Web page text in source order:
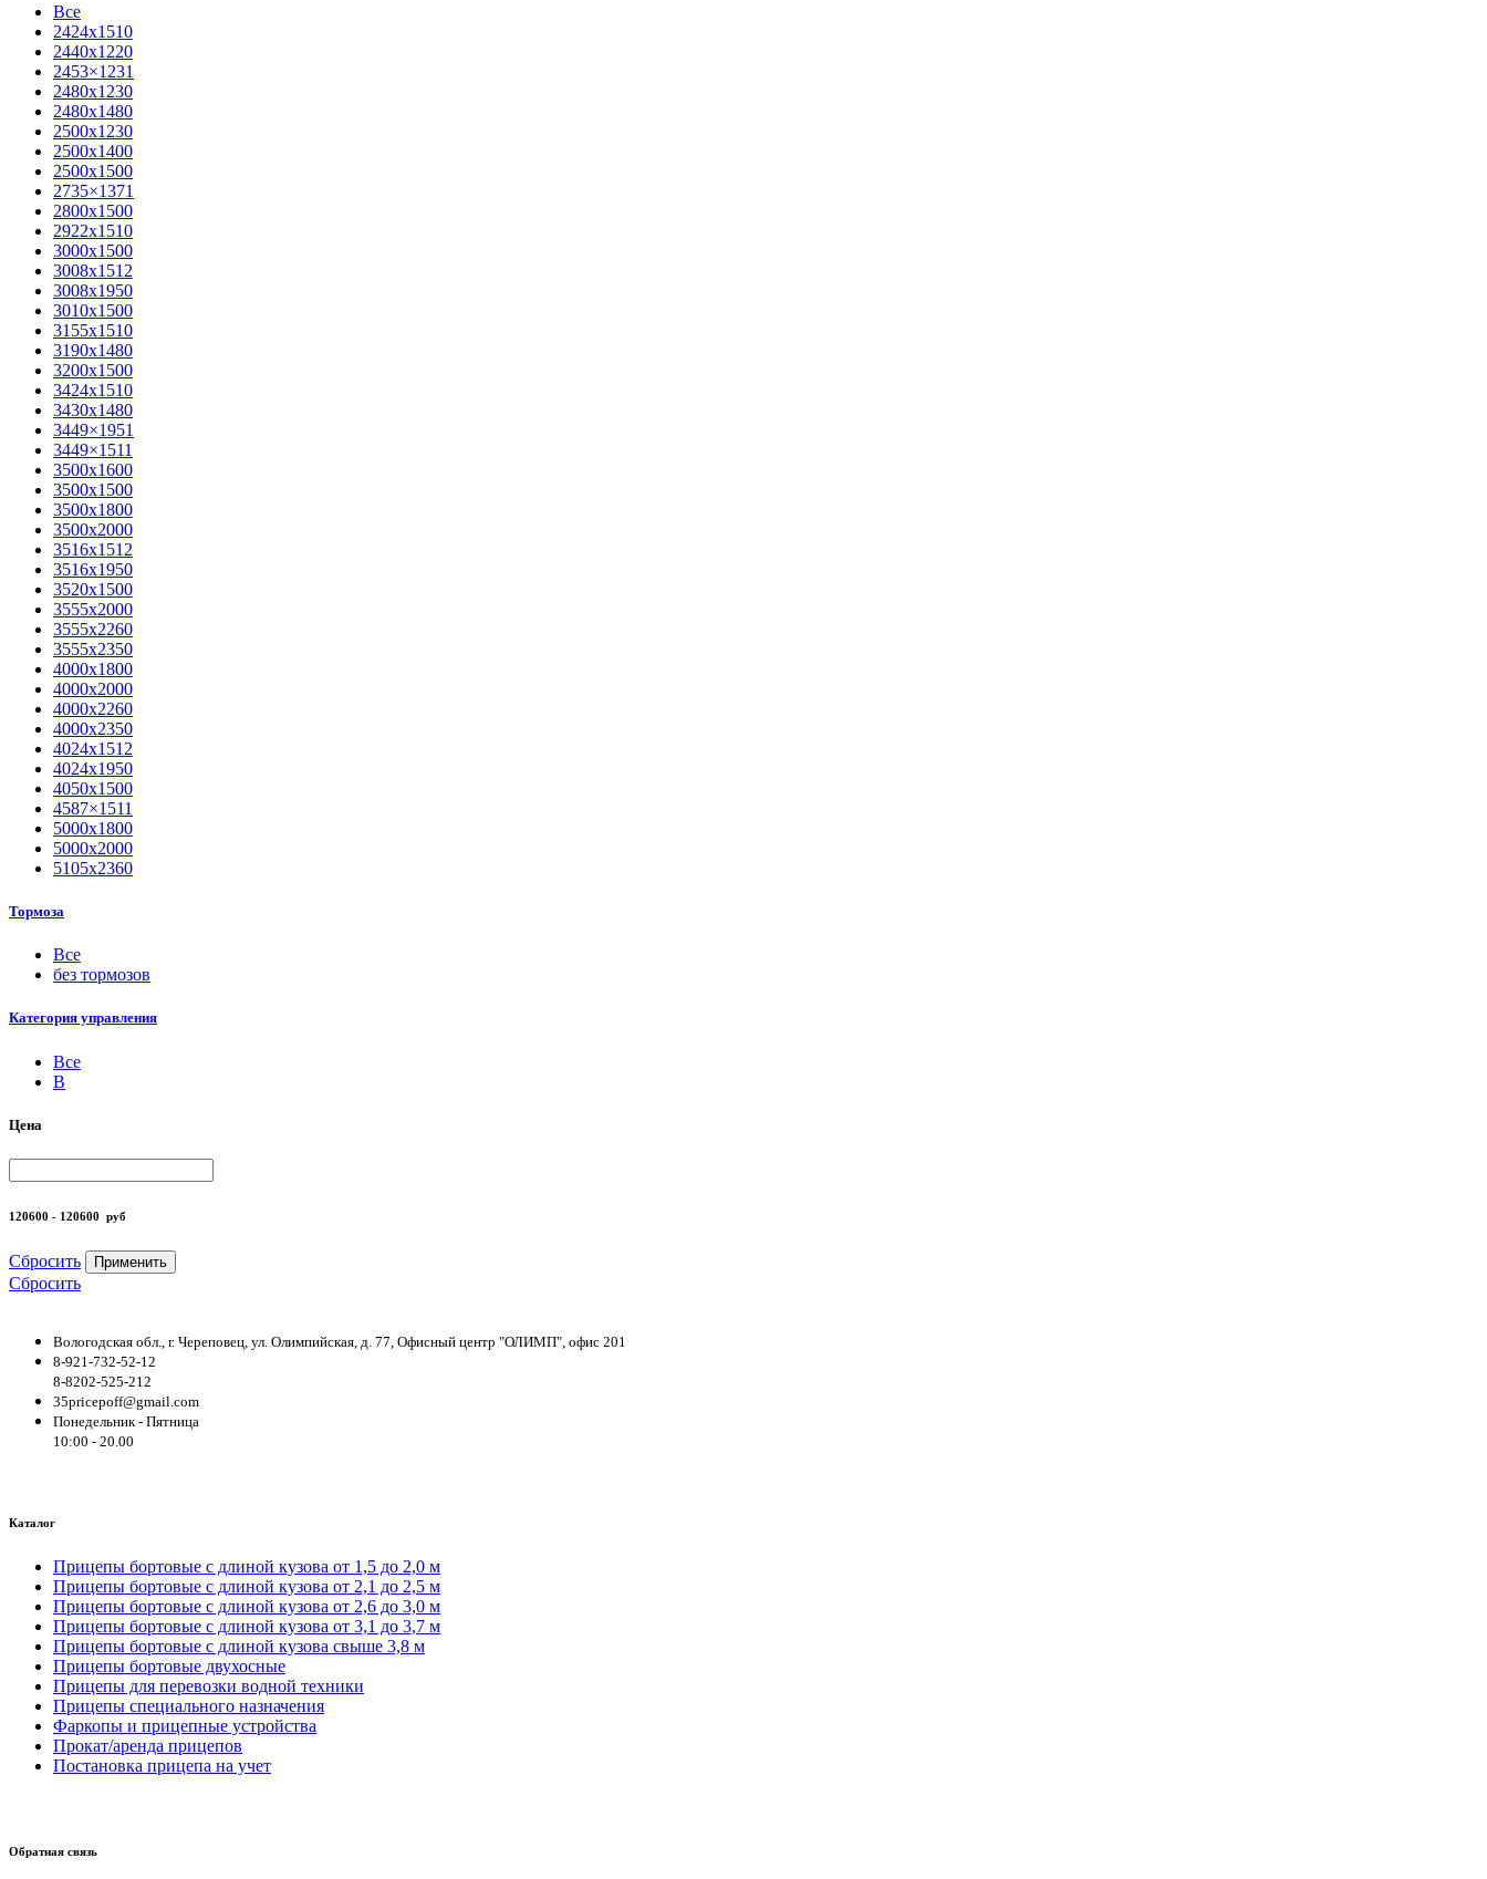
Все
2424х1510
2440х1220
2453×1231
2480х1230
2480х1480
2500х1230
2500х1400
2500х1500
2735×1371
2800х1500
2922х1510
3000х1500
3008х1512
3008х1950
3010х1500
3155х1510
3190х1480
3200х1500
3424х1510
3430х1480
3449×1951
3449×1511
3500x1600
3500х1500
3500х1800
3500х2000
3516х1512
3516х1950
3520х1500
3555х2000
3555х2260
3555х2350
4000х1800
4000х2000
4000х2260
4000х2350
4024х1512
4024х1950
4050х1500
4587×1511
5000х1800
5000х2000
5105х2360
Тормоза
Все
без тормозов
Категория управления
Все
B
Цена
120600 - 120600 руб
Сбросить Применить
Сбросить
Вологодская обл., г. Череповец, ул. Олимпийская, д. 77, Офисный центр "ОЛИМП", офис 201
8-921-732-52-12
8-8202-525-212
35pricepoff@gmail.com
Понедельник - Пятница
10:00 - 20.00
Каталог
Прицепы бортовые с длиной кузова от 1,5 до 2,0 м
Прицепы бортовые с длиной кузова от 2,1 до 2,5 м
Прицепы бортовые с длиной кузова от 2,6 до 3,0 м
Прицепы бортовые с длиной кузова от 3,1 до 3,7 м
Прицепы бортовые с длиной кузова свыше 3,8 м
Прицепы бортовые двухосные
Прицепы для перевозки водной техники
Прицепы специального назначения
Фаркопы и прицепные устройства
Прокат/аренда прицепов
Постановка прицепа на учет
Обратная связь